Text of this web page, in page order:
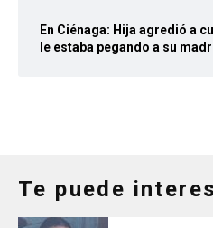
En Ciénaga: Hija agredió a
le estaba pegando a su
Te puede